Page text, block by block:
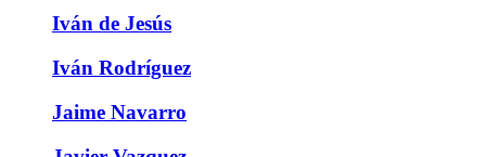
Iván de Jesús
Iván Rodríguez
Jaime Navarro